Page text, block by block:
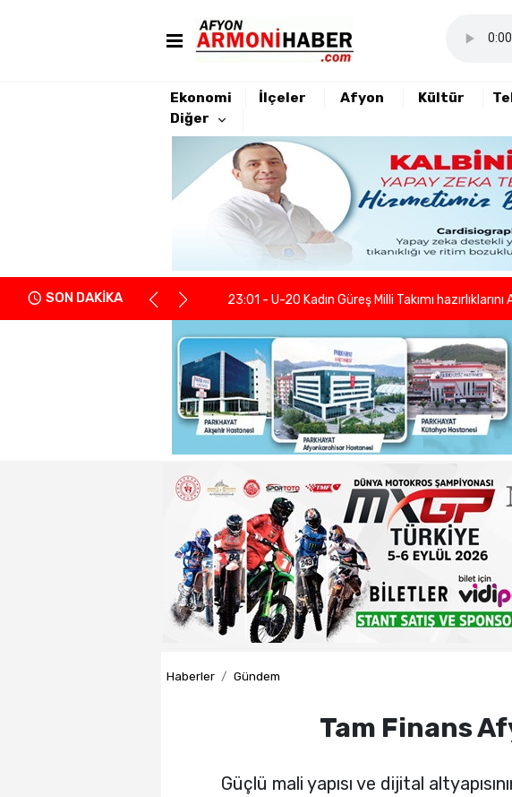
Ekonomi İlçeler Afyon Kültür
Diğer
SON DAKİKA
22:21 - Yeniden Refah Partisi haftalık basın
23:08 - PARKHAYAT Hastanesi'nde sezon öncesi
23:04 - Afyonkarahisarlı berber ve kuaförlerden
23:01 - U-20 Kadın Güreş Milli Takımı
22:55 - İGM Başkanı Siper: "Engelleri birlikte
22:37 - Kentsel Dönüşümde yeni dönem başladı
22:29 - Adnan Başkan'dan ısınma sorunlarına
22:26 - Badak ,Enver Paşa'nın şehadet
22:21 - Yeniden Refah Partisi haftalık basın
23:08 - PARKHAYAT Hastanesi'nde sezon öncesi
Haberler Gündem
Tam Finans
Güçlü mali yapısı ve dijital